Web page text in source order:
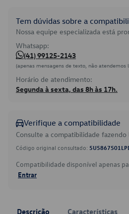
Tem dúvidas sobre a
Nossa equipe especializada está
Whatsapp:
(41) 99125-2143
(apenas mensagens de texto, não atendemos
Horário de atendimento:
Segunda à sexta, das 8h às 17h.
Verifique a compatibilidade
Consulte a compatibilidade
Código original consultado:
Compatibilidade disponível apenas
Entrar
Descrição Características